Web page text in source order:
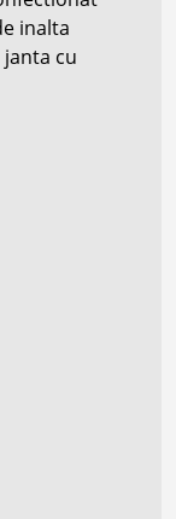
inalta
cu